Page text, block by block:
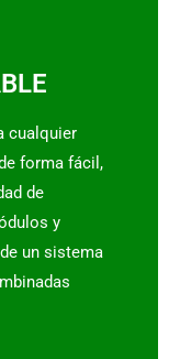
cualquier
forma fácil,
de
y
un sistema